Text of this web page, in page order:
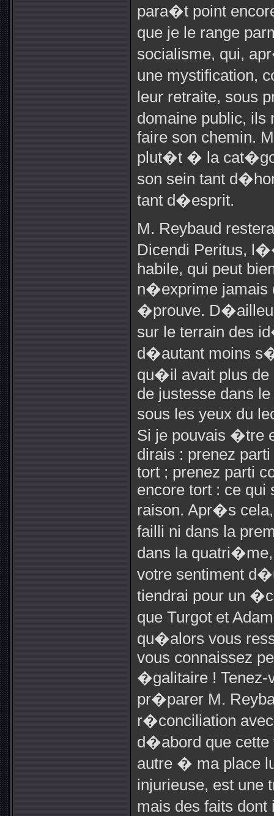
para�t point
que je le range
socialisme, qui,
une mystification,
leur retraite,
domaine public,
faire son chemin.
plut�t � la
son sein tant
tant d�esprit.
M. Reybaud
Dicendi Peritus,
habile, qui peut
n�exprime
�prouve.
sur le terrain des
d�autant moins
qu�il avait plus
de justesse dans
sous les yeux du
Si je pouvais �tre
dirais : prenez
tort ; prenez parti
encore tort : ce qui
raison. Apr�s
failli ni dans la
dans la
votre sentiment
tiendrai pour un
que Turgot et
qu�alors vous
vous connaissez
�galitaire ! Tenez-
pr�parer M.
r�conciliation
d�abord que cette
autre � ma place
injurieuse, est
mais des faits